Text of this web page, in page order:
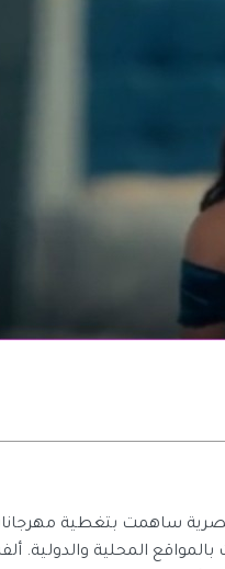
ساهمت بتغطية
بالمواقع المحلية والدولية.